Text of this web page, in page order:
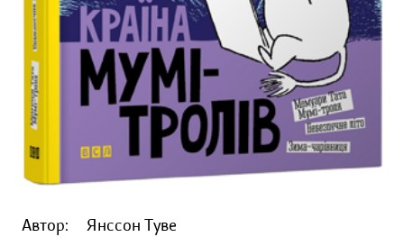
Автор:
Янссон Туве